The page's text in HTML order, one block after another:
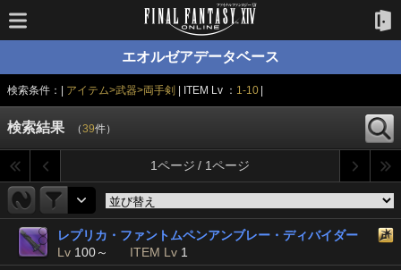
エオルゼアデータベース
検索条件：| アイテム>武器>両手剣 | ITEM Lv ： 1-10|
検索結果 （39件）
1ページ / 1ページ
レプリカ・ファントムペンアンブレー・ディバイダー
Lv 100～ ITEM Lv 1